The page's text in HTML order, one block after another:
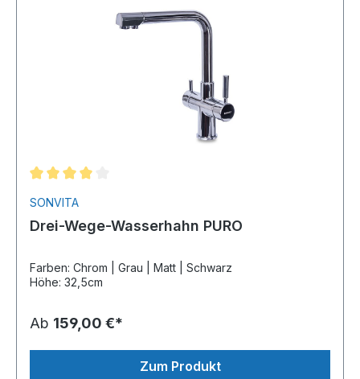
SONVITA
Drei-Wege-Wasserhahn PURO
Farben: Chrom | Grau | Matt | Schwarz
Höhe: 32,5cm
Ab 159,00 €*
Zum Produkt